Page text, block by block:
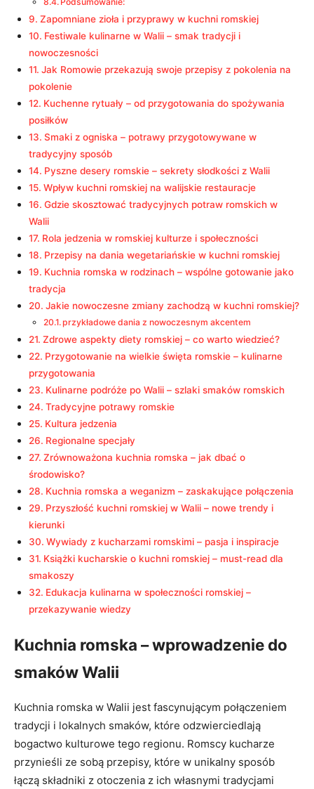
Zapomniane zioła i przyprawy w kuchni romskiej
Festiwale kulinarne w Walii – smak tradycji i
nowoczesności
Jak Romowie przekazują swoje przepisy z pokolenia na
pokolenie
Kuchenne rytuały – od przygotowania do spożywania
posiłków
Smaki z ogniska – potrawy przygotowywane w
tradycyjny sposób
Pyszne desery romskie – sekrety słodkości z Walii
Wpływ kuchni romskiej na walijskie restauracje
Gdzie skosztować tradycyjnych potraw romskich w
Walii
Rola jedzenia w romskiej kulturze i społeczności
Przepisy na dania wegetariańskie w kuchni romskiej
Kuchnia romska w rodzinach – wspólne gotowanie jako
tradycja
Jakie nowoczesne zmiany zachodzą w kuchni romskiej?
przykładowe dania z nowoczesnym akcentem
Zdrowe aspekty diety romskiej – co warto wiedzieć?
Przygotowanie na wielkie święta romskie – kulinarne
przygotowania
Kulinarne podróże po Walii – szlaki smaków romskich
Tradycyjne potrawy romskie
Kultura jedzenia
Regionalne specjały
Zrównoważona kuchnia romska – jak dbać o
środowisko?
Kuchnia romska a weganizm – zaskakujące połączenia
Przyszłość kuchni romskiej w Walii – nowe trendy i
kierunki
Wywiady z kucharzami romskimi – pasja i inspiracje
Książki kucharskie o kuchni romskiej – must-read dla
smakoszy
Edukacja kulinarna w społeczności romskiej –
przekazywanie wiedzy
Kuchnia romska – wprowadzenie do
smaków Walii
Kuchnia romska w Walii jest fascynującym połączeniem
tradycji i lokalnych smaków, które odzwierciedlają
bogactwo kulturowe tego regionu. Romscy kucharze
przynieśli ze sobą przepisy, które w unikalny sposób
łączą składniki z otoczenia z ich własnymi tradycjami